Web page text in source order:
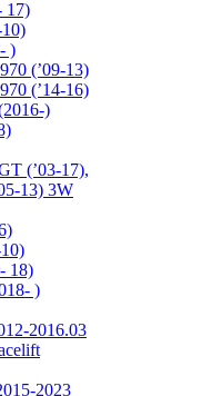
17)
)
(’09-13)
(’14-16)
)
(’03-17),
13) 3W
18)
)
2016.03
2023